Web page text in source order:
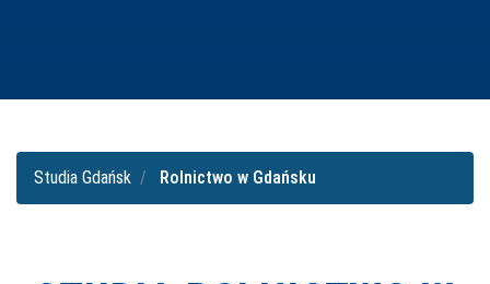
Studia Gdańsk Rolnictwo w Gdańsku